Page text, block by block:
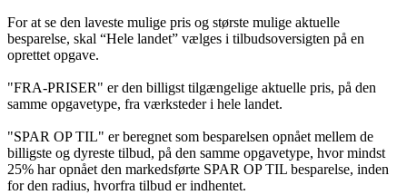
For at se den laveste mulige pris og største mulige aktuelle
besparelse, skal “Hele landet” vælges i tilbudsoversigten på en
oprettet opgave.
"FRA-PRISER" er den billigst tilgængelige aktuelle pris, på den
samme opgavetype, fra værksteder i hele landet.
"SPAR OP TIL" er beregnet som besparelsen opnået mellem de
billigste og dyreste tilbud, på den samme opgavetype, hvor mindst
25% har opnået den markedsførte SPAR OP TIL besparelse, inden
for den radius, hvorfra tilbud er indhentet.